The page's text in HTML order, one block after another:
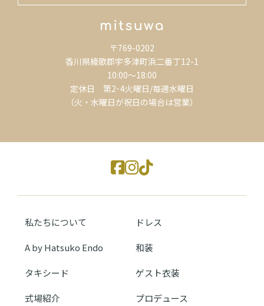
〒769-0202
香川県綾歌郡宇多津町浜二番丁12-1
10:00～18:00
定休日 第2･4火曜日/毎週水曜日
（火・水曜日が祝日の場合は営業）
私たちについて ドレス
A by Hatsuko Endo 和装
タキシード ゲスト衣装
式場紹介 プロデュース